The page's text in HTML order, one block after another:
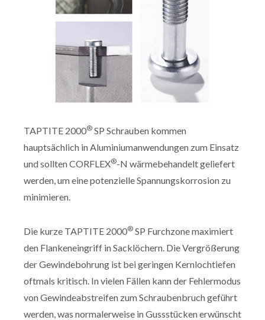
TAPTITE 2000® SP Schrauben kommen
hauptsächlich in Aluminiumanwendungen zum Einsatz
und sollten CORFLEX®-N wärmebehandelt geliefert
werden, um eine potenzielle Spannungskorrosion zu
minimieren.
Die kurze TAPTITE 2000® SP Furchzone maximiert
den Flankeneingriff in Sacklöchern. Die Vergrößerung
der Gewindebohrung ist bei geringen Kernlochtiefen
oftmals kritisch. In vielen Fällen kann der Fehlermodus
von Gewindeabstreifen zum Schraubenbruch geführt
werden, was normalerweise in Gussstücken erwünscht